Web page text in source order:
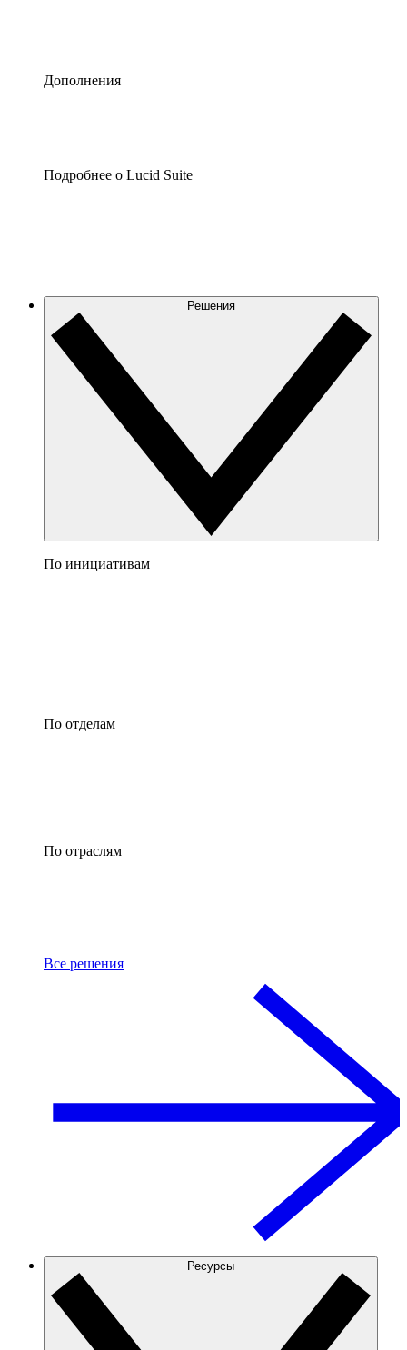
Дополнения
Подробнее о Lucid Suite
Решения
По инициативам
По отделам
По отраслям
Все решения
Ресурсы